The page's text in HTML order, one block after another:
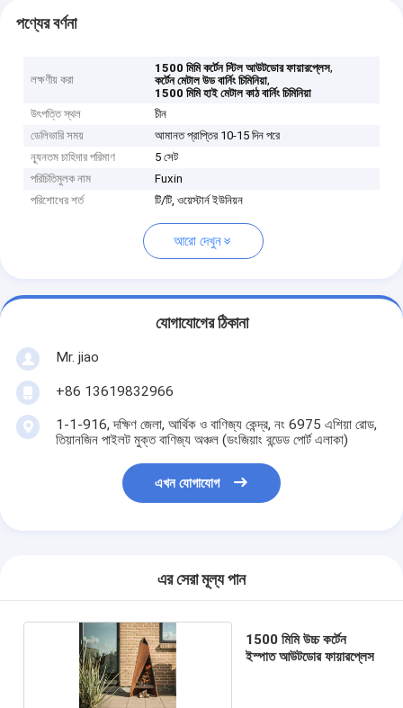
পণ্যের বর্ণনা
লক্ষণীয় করা
1500 মিমি কর্টেন স্টিল আউটডোর ফায়ারপ্লেস,
কর্টেন মেটাল উড বার্নিং চিমিনিয়া,
1500 মিমি হাই মেটাল কাঠ বার্নিং চিমিনিয়া
উৎপত্তি স্থল
চীন
ডেলিভারি সময়
আমানত প্রাপ্তির 10-15 দিন পরে
ন্যূনতম চাহিদার পরিমাণ
5 সেট
পরিচিতিমুলক নাম
Fuxin
পরিশোধের শর্ত
টি/টি, ওয়েস্টার্ন ইউনিয়ন
আরো দেখুন
যোগাযোগের ঠিকানা
Mr. jiao
+86 13619832966
1-1-916, দক্ষিণ জেলা, আর্থিক ও বাণিজ্য কেন্দ্র, নং 6975 এশিয়া রোড,
তিয়ানজিন পাইলট মুক্ত বাণিজ্য অঞ্চল (ডংজিয়াং বন্ডেড পোর্ট এলাকা)
এখন যোগাযোগ
এর সেরা মূল্য পান
1500 মিমি উচ্চ কর্টেন
ইস্পাত আউটডোর ফায়ারপ্লেস